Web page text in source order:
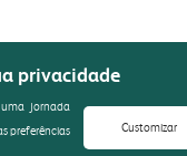
privacidade
uma jornada
preferências
Customizar